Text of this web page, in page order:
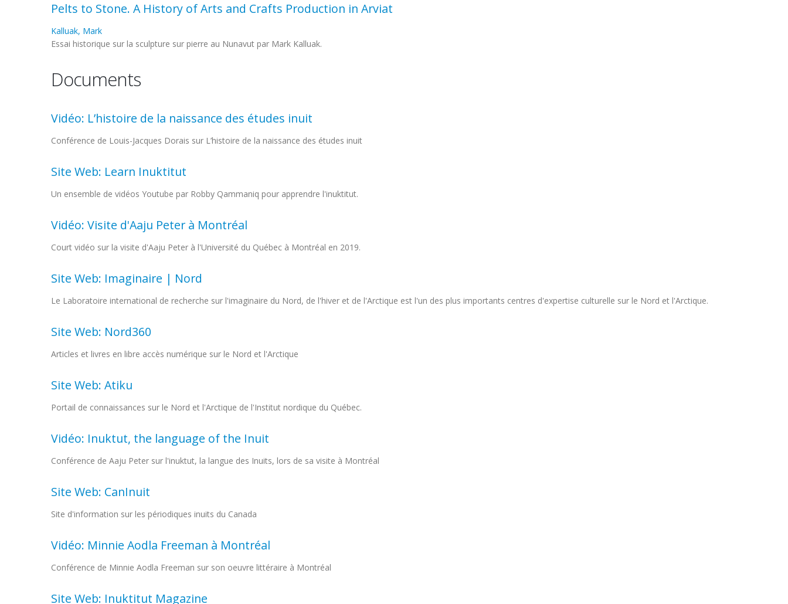
Pelts to Stone. A History of Arts and Crafts Production in Arviat
Kalluak, Mark
Essai historique sur la sculpture sur pierre au Nunavut par Mark Kalluak.
Documents
Vidéo: L’histoire de la naissance des études inuit
Conférence de Louis-Jacques Dorais sur L’histoire de la naissance des études inuit
Site Web: Learn Inuktitut
Un ensemble de vidéos Youtube par Robby Qammaniq pour apprendre l'inuktitut.
Vidéo: Visite d'Aaju Peter à Montréal
Court vidéo sur la visite d'Aaju Peter à l'Université du Québec à Montréal en 2019.
Site Web: Imaginaire | Nord
Le Laboratoire international de recherche sur l'imaginaire du Nord, de l'hiver et de l'Arctique est l'un des plus importants centres d'expertise culturelle sur le Nord et l'Arctique.
Site Web: Nord360
Articles et livres en libre accès numérique sur le Nord et l'Arctique
Site Web: Atiku
Portail de connaissances sur le Nord et l'Arctique de l'Institut nordique du Québec.
Vidéo: Inuktut, the language of the Inuit
Conférence de Aaju Peter sur l'inuktut, la langue des Inuits, lors de sa visite à Montréal
Site Web: CanInuit
Site d'information sur les périodiques inuits du Canada
Vidéo: Minnie Aodla Freeman à Montréal
Conférence de Minnie Aodla Freeman sur son oeuvre littéraire à Montréal
Site Web: Inuktitut Magazine